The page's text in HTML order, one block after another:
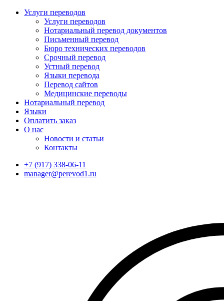
Услуги переводов
Услуги переводов
Нотариальный перевод документов
Письменный перевод
Бюро технических переводов
Срочный перевод
Устный перевод
Языки перевода
Перевод сайтов
Медицинские переводы
Нотариальный перевод
Языки
Оплатить заказ
О нас
Новости и статьи
Контакты
+7 (917) 338-06-11
manager@perevod1.ru